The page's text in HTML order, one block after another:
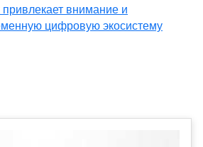
внимание и
цифровую экосистему